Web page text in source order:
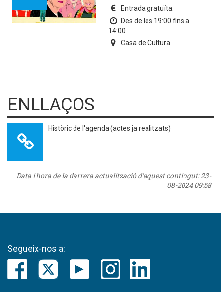
Entrada gratuïta.
Des de les 19:00 fins a
14:00
Casa de Cultura.
ENLLAÇOS
Històric de l'agenda (actes ja realitzats)
Data i hora de la darrera actualització d'aquest contingut:23-
08-2024 09:58
Segueix-nos a: